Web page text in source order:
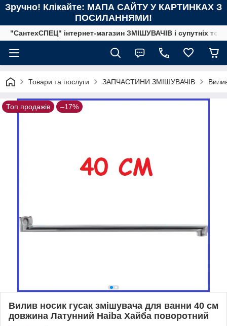
Зручно! Клікайте: МАПА САЙТУ У КАРТИНКАХ З
ПОСИЛАННЯМИ!
"СантехСПЕЦ" інтернет-магазин ЗМІШУВАЧІВ і супутніх
Товари та послуги ЗАПЧАСТИНИ ЗМІШУВАЧІВ
Топ продажів –17%
Вилив носик гусак змішувача для ванни 40 см
довжина Латунний Haiba Хайба поворотний